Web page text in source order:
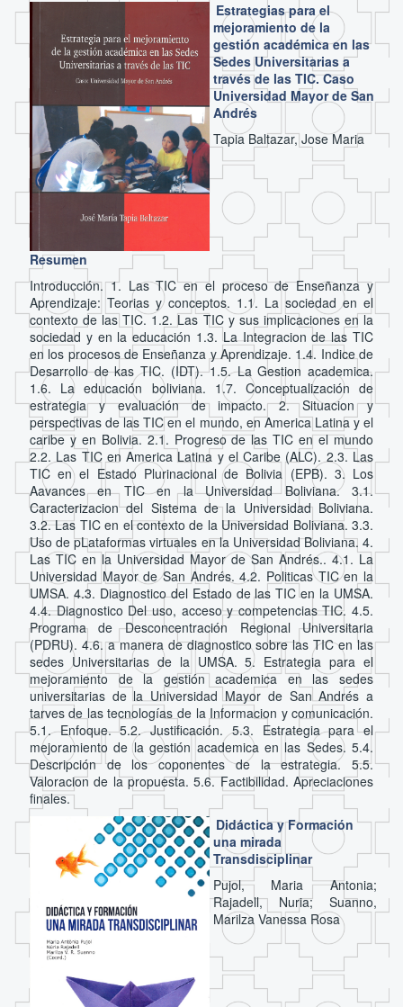
Estrategias para el
mejoramiento de la
gestión académica en las
Sedes Universitarias a
través de las TIC. Caso
Universidad Mayor de San
Andrés
Tapia Baltazar, Jose Maria
Resumen
Introducción. 1. Las TIC en el proceso de Enseñanza y
Aprendizaje: Teorias y conceptos. 1.1. La sociedad en el
contexto de las TIC. 1.2. Las TIC y sus implicaciones en la
sociedad y en la educación 1.3. La Integracion de las TIC
en los procesos de Enseñanza y Aprendizaje. 1.4. Indice de
Desarrollo de kas TIC. (IDT). 1.5. La Gestion academica.
1.6. La educación boliviana. 1.7. Conceptualización de
estrategia y evaluación de impacto. 2. Situacion y
perspectivas de las TIC en el mundo, en America Latina y el
caribe y en Bolivia. 2.1. Progreso de las TIC en el mundo
2.2. Las TIC en America Latina y el Caribe (ALC). 2.3. Las
TIC en el Estado Plurinacional de Bolivia (EPB). 3. Los
Aavances en TIC en la Universidad Boliviana. 3.1.
Caracterizacion del Sistema de la Universidad Boliviana.
3.2. Las TIC en el contexto de la Universidad Boliviana. 3.3.
Uso de pLataformas virtuales en la Universidad Boliviana. 4.
Las TIC en la Universidad Mayor de San Andrés.. 4.1. La
Universidad Mayor de San Andrés. 4.2. Politicas TIC en la
UMSA. 4.3. Diagnostico del Estado de las TIC en la UMSA.
4.4. Diagnostico Del uso, acceso y competencias TIC. 4.5.
Programa de Desconcentración Regional Universitaria
(PDRU). 4.6. a manera de diagnostico sobre las TIC en las
sedes Universitarias de la UMSA. 5. Estrategia para el
mejoramiento de la gestión academica en las sedes
universitarias de la Universidad Mayor de San Andrés a
tarves de las tecnologías de la Informacion y comunicación.
5.1. Enfoque. 5.2. Justificación. 5.3. Estrategia para el
mejoramiento de la gestión academica en las Sedes. 5.4.
Descripción de los coponentes de la estrategia. 5.5.
Valoracion de la propuesta. 5.6. Factibilidad. Apreciaciones
finales.
Didáctica y Formación
una mirada
Transdisciplinar
Pujol, Maria Antonia;
Rajadell, Nuria; Suanno,
Marilza Vanessa Rosa